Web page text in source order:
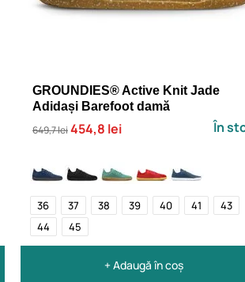
GROUNDIES® Active Knit Jade
Adidași Barefoot damă
649,7 lei454,8 lei În
36 37 38 39 40 41
43
44
45
+ Adaugă în coș